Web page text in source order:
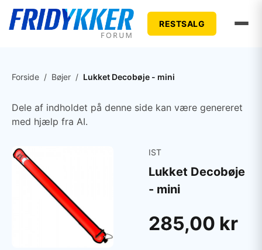
RESTSALG
Forside / Bøjer / Lukket Decobøje - mini
Dele af indholdet på denne side kan være genereret
med hjælp fra AI.
IST
Lukket Decobøje
- mini
285,00 kr